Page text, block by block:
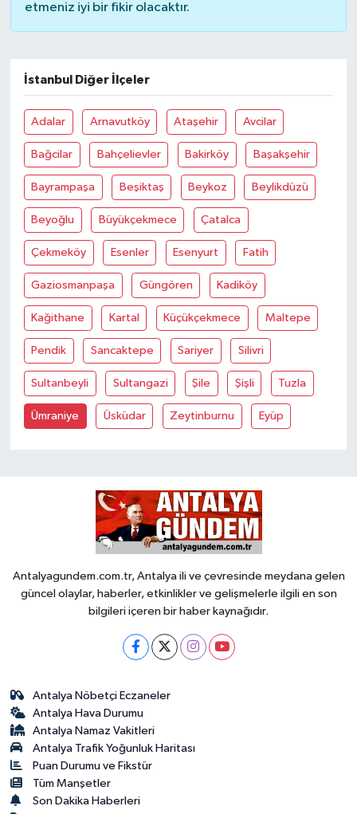
etmeniz iyi bir fikir olacaktır.
İstanbul Diğer İlçeler
Adalar Arnavutköy Ataşehir Avcilar
Bağcilar Bahçelievler Bakirköy Başakşehir
Bayrampaşa Beşiktaş Beykoz Beylikdüzü
Beyoğlu Büyükçekmece Çatalca
Çekmeköy Esenler Esenyurt Fatih
Gaziosmanpaşa Güngören Kadiköy
Kağithane Kartal Küçükçekmece Maltepe
Pendik Sancaktepe Sariyer Silivri
Sultanbeyli Sultangazi Şile Şişli Tuzla
Ümraniye Üsküdar Zeytinburnu Eyüp
Antalyagundem.com.tr, Antalya ili ve çevresinde meydana gelen
güncel olaylar, haberler, etkinlikler ve gelişmelerle ilgili en son
bilgileri içeren bir haber kaynağıdır.
Antalya Nöbetçi Eczaneler
Antalya Hava Durumu
Antalya Namaz Vakitleri
Antalya Trafik Yoğunluk Haritası
Puan Durumu ve Fikstür
Tüm Manşetler
Son Dakika Haberleri